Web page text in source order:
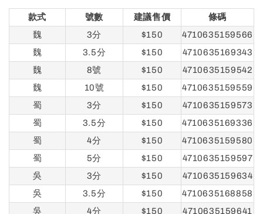
款式 號數 建議售價
條碼
魏
3分 $150
4710635159566
魏
3.5分 $150
4710635169343
魏
8號 $150
4710635159542
魏
10號 $150
4710635159559
蜀
3分 $150
4710635159573
蜀
3.5分 $150
4710635169336
蜀
4分 $150
4710635159580
蜀
5分 $150
4710635159597
吳
3分 $150
4710635159634
吳
3.5分 $150
4710635168858
吳
4分 $150 4710635159641